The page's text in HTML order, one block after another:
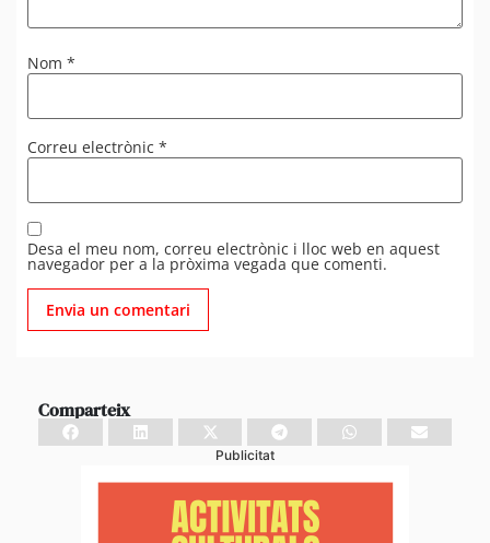
Nom *
Correu electrònic *
Desa el meu nom, correu electrònic i lloc web en aquest
navegador per a la pròxima vegada que comenti.
Comparteix
Publicitat